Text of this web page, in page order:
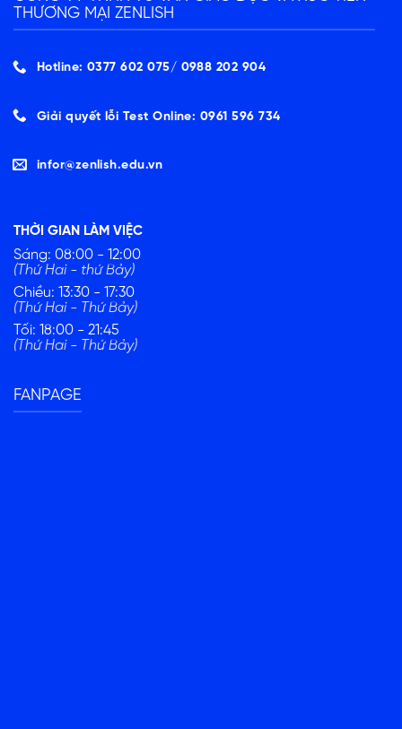
THƯƠNG MẠI ZENLISH
Hotline: 0377 602 075/ ‭0988 202 904‬
Giải quyết lỗi Test Online: 0961 596 734
infor@zenlish.edu.vn
THỜI GIAN LÀM VIỆC
Sáng: 08:00 - 12:00
(Thứ Hai - thứ Bảy)
Chiều: 13:30 - 17:30
(Thứ Hai - Thứ Bảy)
Tối: 18:00 - 21:45
(Thứ Hai - Thứ Bảy)
FANPAGE